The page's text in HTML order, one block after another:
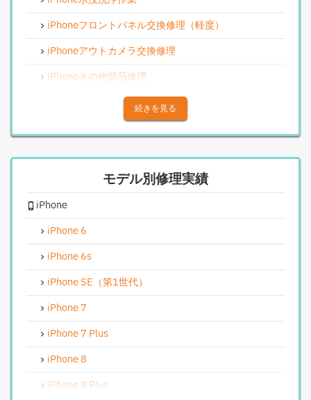
iPhoneフロントパネル交換修理（軽度）
iPhoneアウトカメラ交換修理
iPhoneその他部品修理
iPhoneアウトカメラレンズ交換修理
iPhoneスピーカー関連修理
iPhoneカメラレンズガラス交換修理
iPhoneインカメラ交換修理
iPhoneリンゴループ、システム復旧
iPhone基板破損修理（軽度）
iPhoneバイブレータ交換修理
Android修理実績
Androidフロントパネル交換修理
Androidバッテリー交換
Android水没洗浄作業
続きを見る
モデル別修理実績
iPhone
iPhone 6
iPhone 6s
iPhone SE（第1世代）
iPhone 7
iPhone 7 Plus
iPhone 8
iPhone 8 Plus